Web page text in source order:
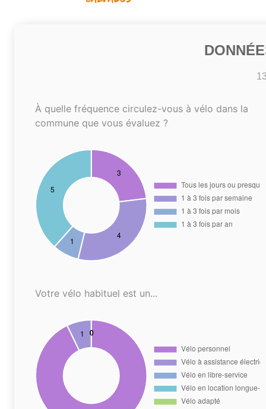
À quelle fréquence circulez-vous à vélo dans la
commune que vous évaluez ?
Votre vélo habituel est un...